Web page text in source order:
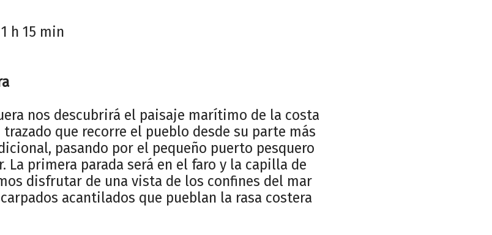
h 15 min
nos descubrirá el paisaje marítimo de la costa
que recorre el pueblo desde su parte más
pasando por el pequeño puerto pesquero
La primera parada será en el faro y la capilla de
disfrutar de una vista de los confines del mar
acantilados que pueblan la rasa costera